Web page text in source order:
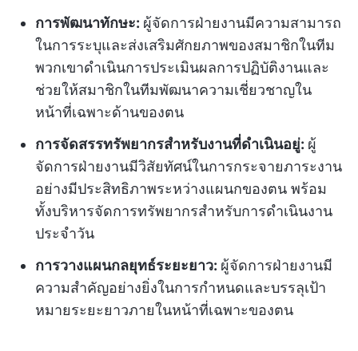
การพัฒนาทักษะ: ผู้จัดการฝ่ายงานมีความสามารถ
ในการระบุและส่งเสริมศักยภาพของสมาชิกในทีม
พวกเขาดำเนินการประเมินผลการปฏิบัติงานและ
ช่วยให้สมาชิกในทีมพัฒนาความเชี่ยวชาญใน
หน้าที่เฉพาะด้านของตน
การจัดสรรทรัพยากรสำหรับงานที่ดำเนินอยู่: ผู้
จัดการฝ่ายงานมีวิสัยทัศน์ในการกระจายภาระงาน
อย่างมีประสิทธิภาพระหว่างแผนกของตน พร้อม
ทั้งบริหารจัดการทรัพยากรสำหรับการดำเนินงาน
ประจำวัน
การวางแผนกลยุทธ์ระยะยาว: ผู้จัดการฝ่ายงานมี
ความสำคัญอย่างยิ่งในการกำหนดและบรรลุเป้า
หมายระยะยาวภายในหน้าที่เฉพาะของตน